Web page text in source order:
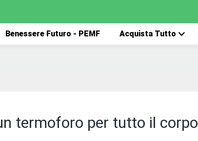
Benessere Futuro - PEMF Acquista Tutto
termoforo per tutto il corpo